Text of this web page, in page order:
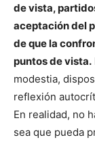
de vista,
aceptación del
de que la
puntos de vista.
modestia,
reflexión
En realidad, no
sea que pueda